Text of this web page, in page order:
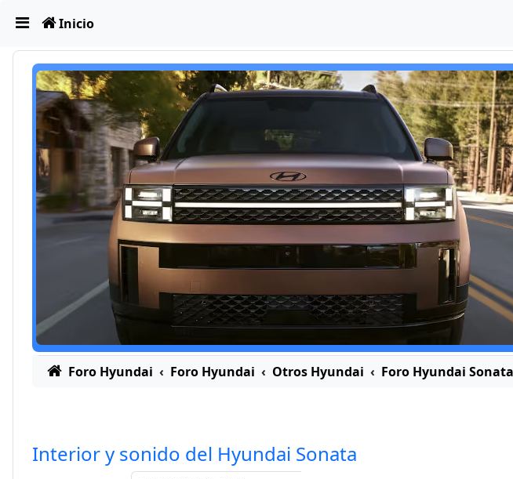
Obviar Inicio
Foro Hyundai Foro Hyundai Otros Hyundai Foro Hyundai Sonata
Interior y sonido del Hyundai Sonata